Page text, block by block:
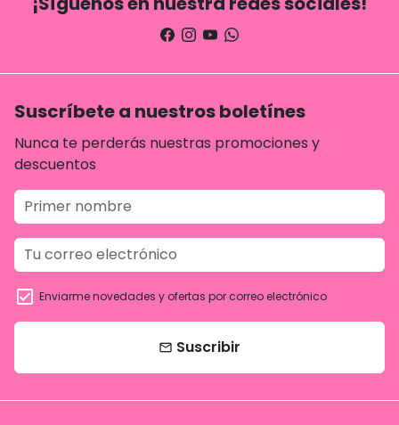
Suscríbete a nuestros boletínes
Nunca te perderás nuestras promociones y
descuentos
Enviarme novedades y ofertas por correo electrónico
email Suscribir